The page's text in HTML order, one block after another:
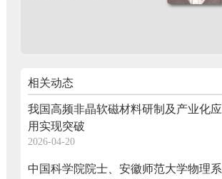
相关动态
我国高频非晶软磁材料研制及产业化应
用实现突破
2026-04-20
中国科学院院士、安徽师范大学物理系